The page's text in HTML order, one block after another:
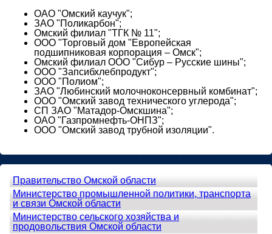
ОАО "Омский каучук";
ЗАО "Поликарбон";
Омский филиал "ТГК № 11";
ООО "Торговый дом "Европейская
подшипниковая корпорация – Омск";
Омский филиал ООО "Сибур – Русские шины";
ООО "Запсибхлебпродукт";
ООО "Полиом";
ЗАО "Любинский молочноконсервный комбинат";
ООО "Омский завод технического углерода";
СП ЗАО "Матадор-Омскшина";
ОАО "Газпромнефть-ОНПЗ";
ООО "Омский завод трубной изоляции".
Правительство Омской области
Министерство промышленной политики, транспорта
и связи Омской области
Министерство сельского хозяйства и
продовольствия Омской области